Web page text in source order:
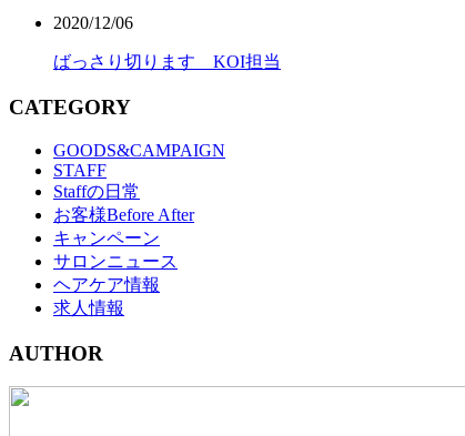
2020/12/06
ばっさり切ります KOI担当
CATEGORY
GOODS&CAMPAIGN
STAFF
Staffの日常
お客様Before After
キャンペーン
サロンニュース
ヘアケア情報
求人情報
AUTHOR